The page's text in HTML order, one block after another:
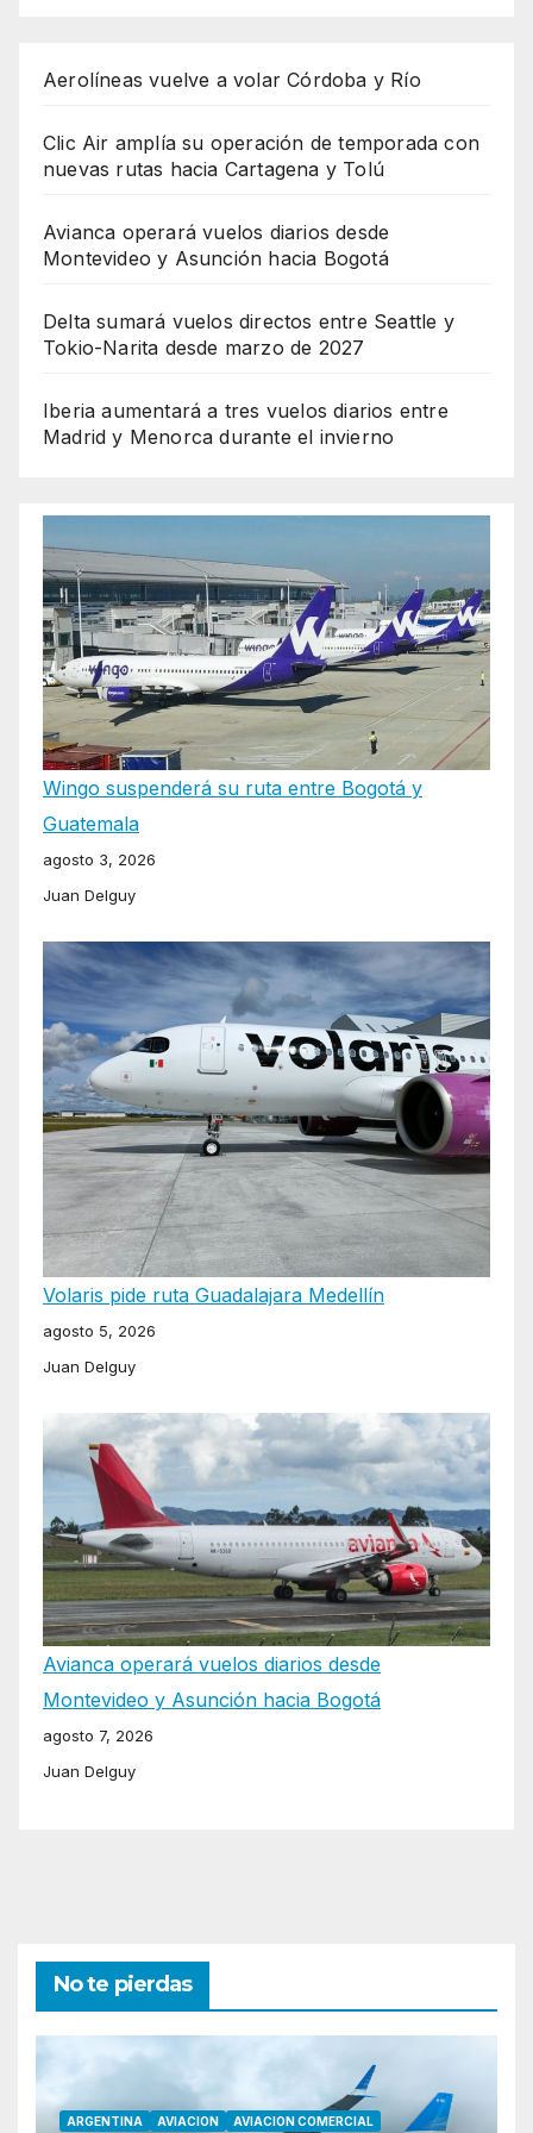
Aerolíneas vuelve a volar Córdoba y Río
Clic Air amplía su operación de temporada con
nuevas rutas hacia Cartagena y Tolú
Avianca operará vuelos diarios desde
Montevideo y Asunción hacia Bogotá
Delta sumará vuelos directos entre Seattle y
Tokio-Narita desde marzo de 2027
Iberia aumentará a tres vuelos diarios entre
Madrid y Menorca durante el invierno
Wingo suspenderá su ruta entre Bogotá y
Guatemala
agosto 3, 2026
Juan Delguy
Volaris pide ruta Guadalajara Medellín
agosto 5, 2026
Juan Delguy
Avianca operará vuelos diarios desde
Montevideo y Asunción hacia Bogotá
agosto 7, 2026
Juan Delguy
No te pierdas
ARGENTINA AVIACION AVIACION COMERCIAL